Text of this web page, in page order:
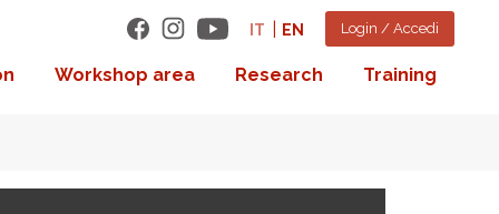
IT EN Login / Accedi
Workshop area Research Training